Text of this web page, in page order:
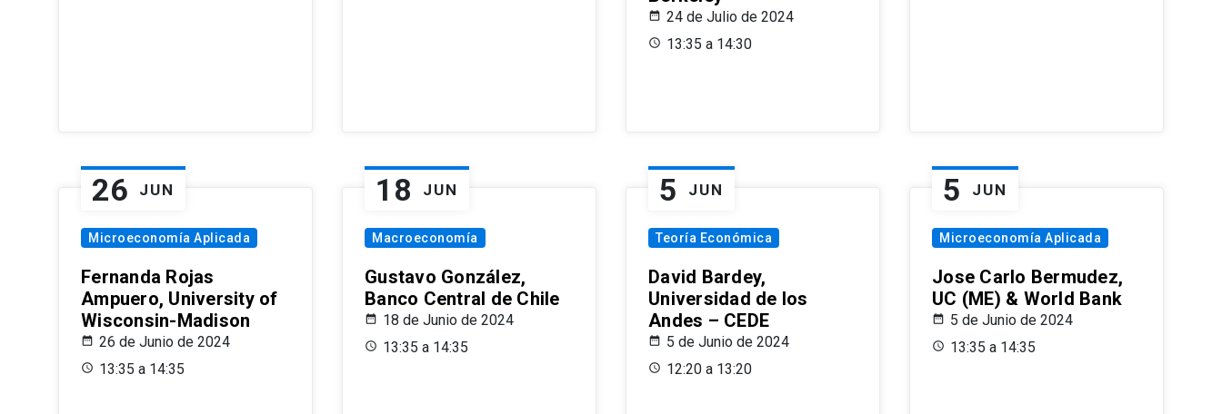
24 de Julio de 2024
13:35 a 14:30
26 JUN
Microeconomía Aplicada
Fernanda Rojas
Ampuero, University of
Wisconsin-Madison
26 de Junio de 2024
13:35 a 14:35
18 JUN
Macroeconomía
Gustavo González,
Banco Central de Chile
18 de Junio de 2024
13:35 a 14:35
5 JUN
Teoría Económica
David Bardey,
Universidad de los
Andes – CEDE
5 de Junio de 2024
12:20 a 13:20
5 JUN
Microeconomía Aplicada
Jose Carlo Bermudez,
UC (ME) & World Bank
5 de Junio de 2024
13:35 a 14:35